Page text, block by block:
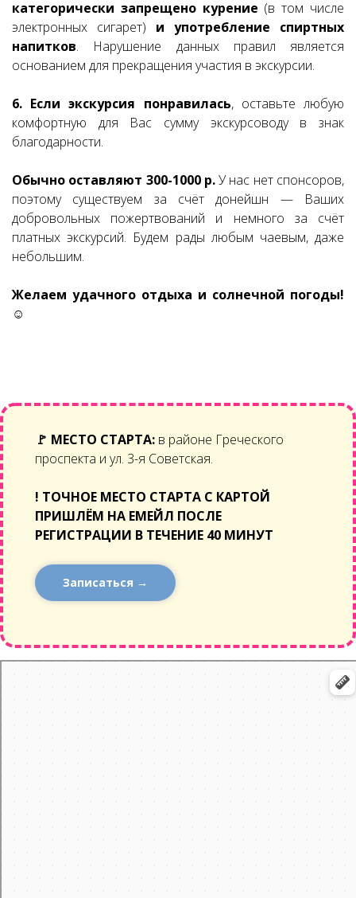
категорически запрещено курение (в том числе
электронных сигарет) и употребление спиртных
напитков. Нарушение данных правил является
основанием для прекращения участия в экскурсии.
6. Если экскурсия понравилась, оставьте любую
комфортную для Вас сумму экскурсоводу в знак
благодарности.
Обычно оставляют 300-1000 р.У нас нет спонсоров,
поэтому существуем за счёт донейшн — Ваших
добровольных пожертвований и немного за счёт
платных экскурсий. Будем рады любым чаевым, даже
небольшим.
Желаем удачного отдыха и солнечной погоды!
☺
🚩 МЕСТО СТАРТА: в районе Греческого
проспекта и ул. 3-я Советская.
! ТОЧНОЕ МЕСТО СТАРТА С КАРТОЙ
ПРИШЛЁМ НА ЕМЕЙЛ ПОСЛЕ
РЕГИСТРАЦИИ В ТЕЧЕНИЕ 40 МИНУТ
Записаться →